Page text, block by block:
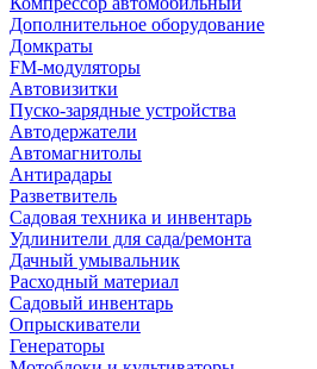
Дополнительное оборудование
Домкраты
FM-модуляторы
Автовизитки
Пуско-зарядные устройства
Автодержатели
Автомагнитолы
Антирадары
Разветвитель
Садовая техника и инвентарь
Удлинители для сада/ремонта
Дачный умывальник
Расходный материал
Садовый инвентарь
Опрыскиватели
Генераторы